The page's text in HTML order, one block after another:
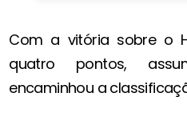
Com a vitória sobre o
quatro pontos,
encaminhou a